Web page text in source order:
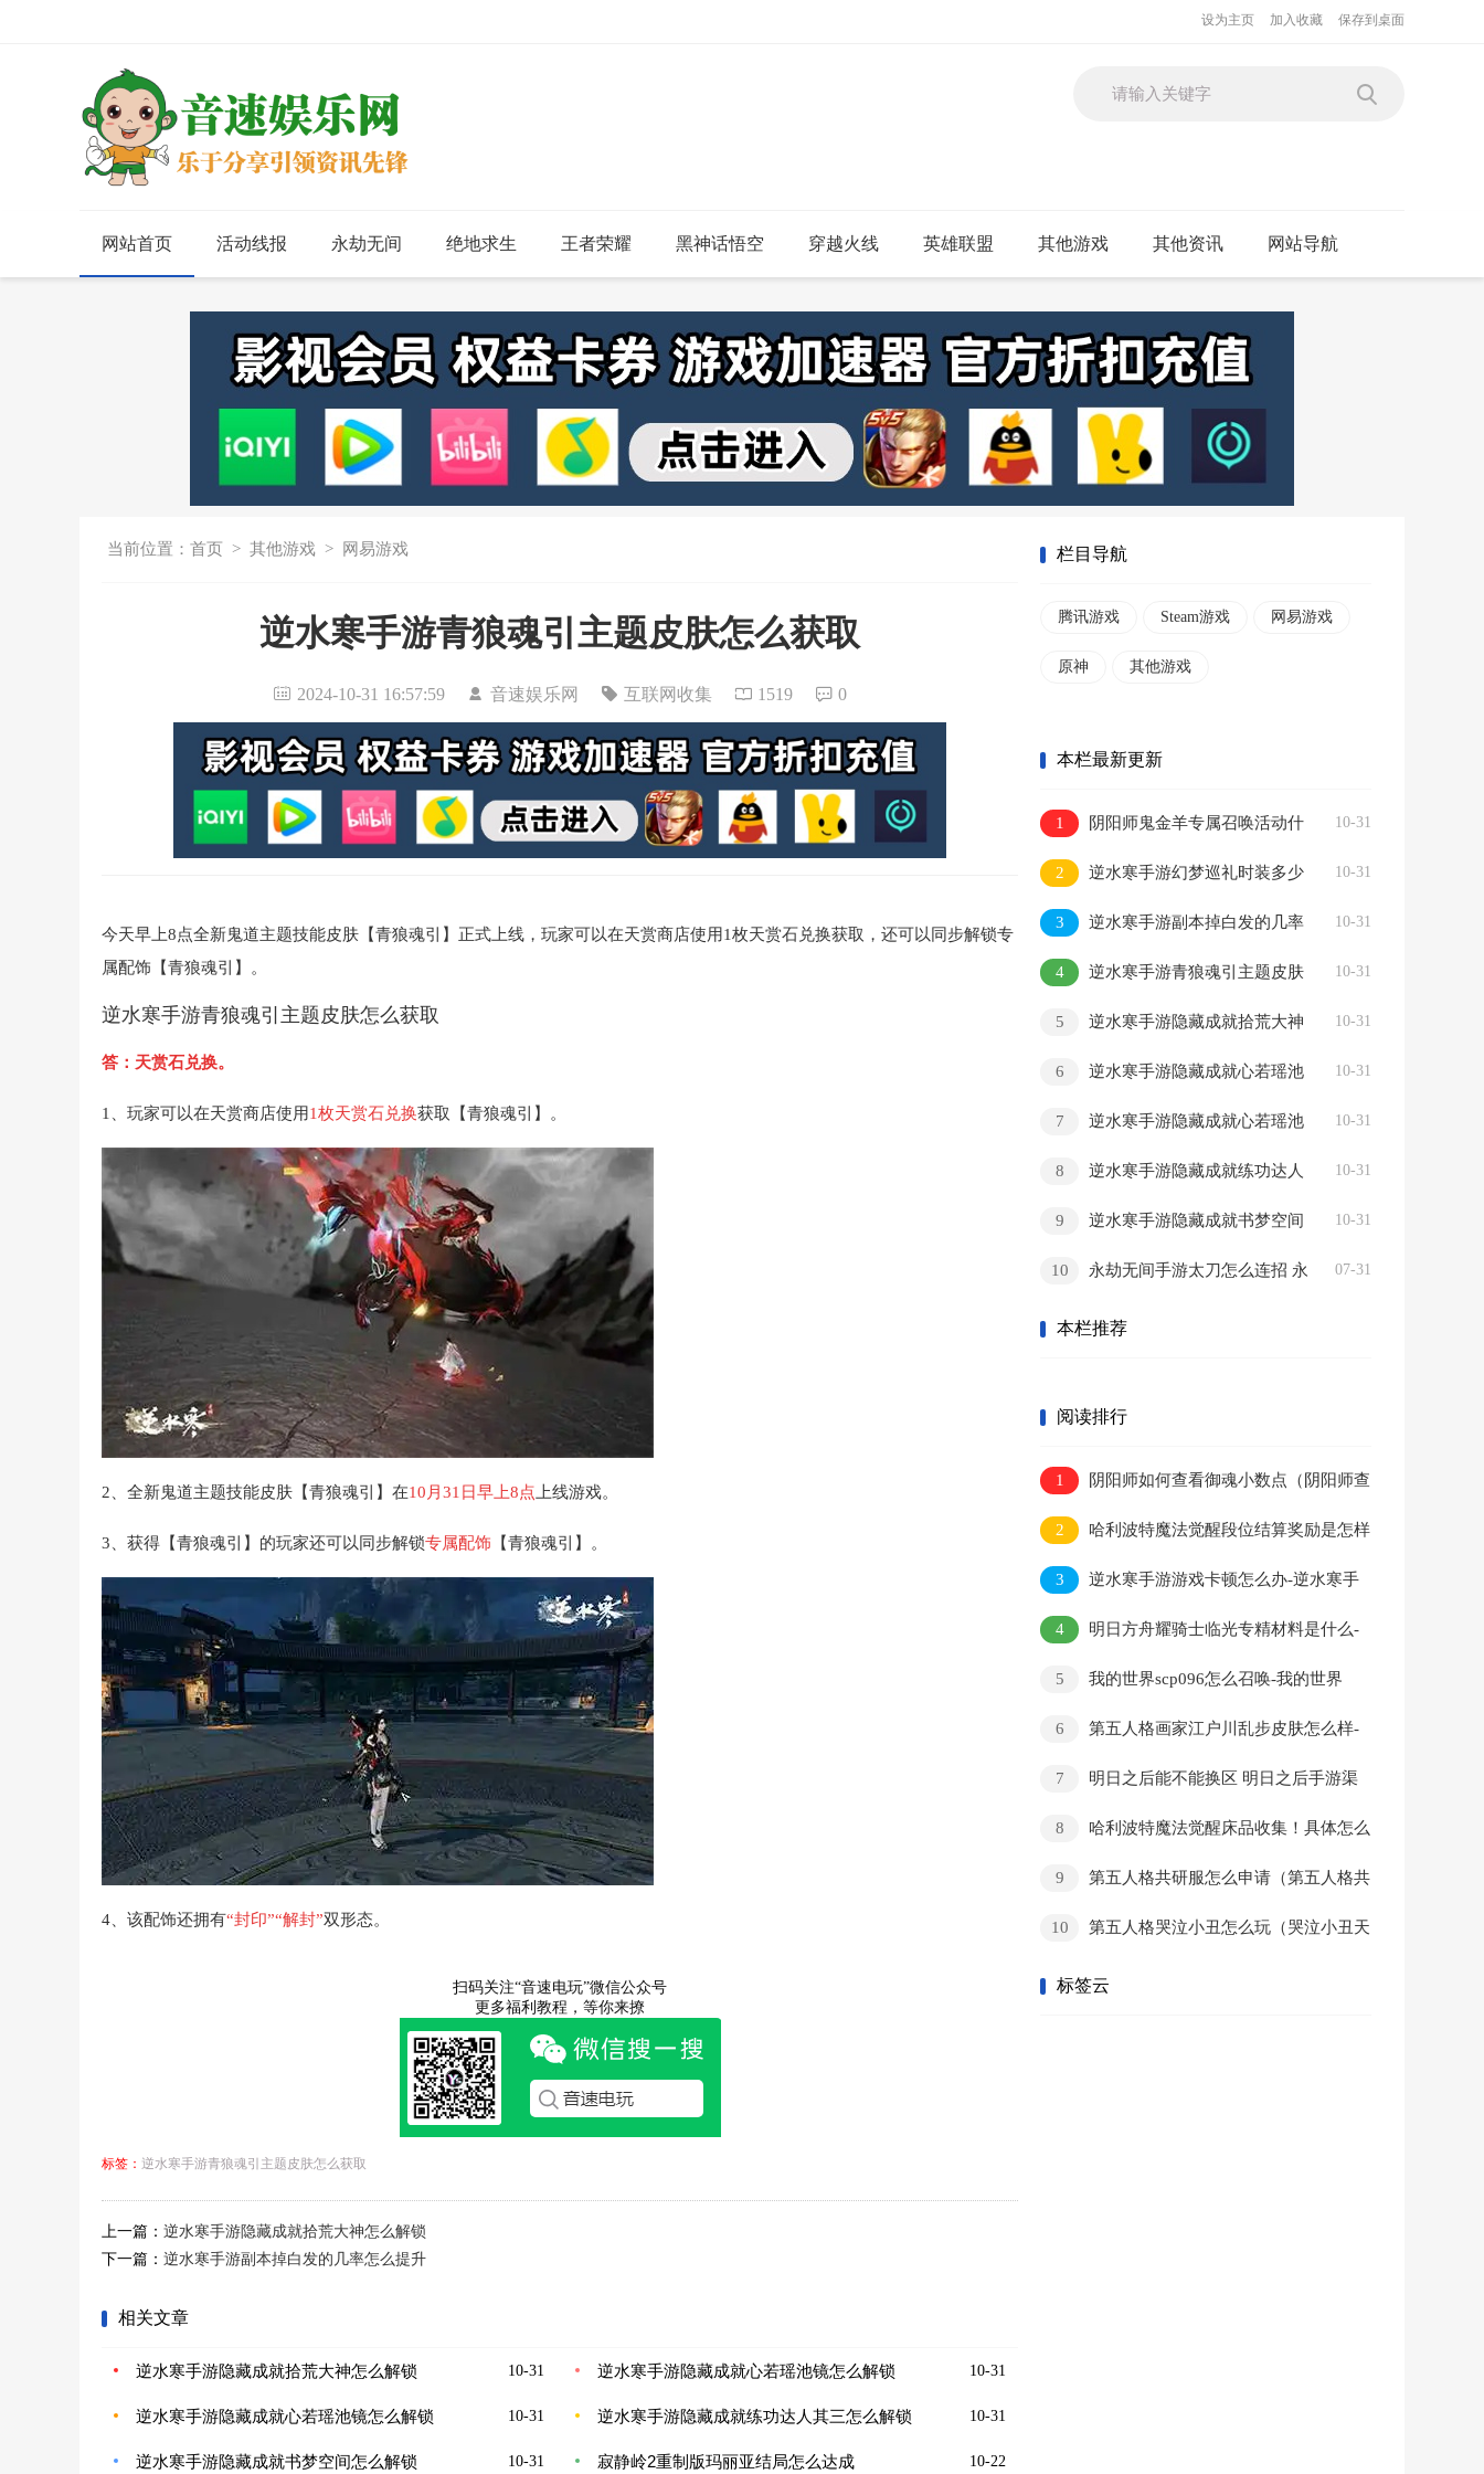
设为主页 加入收藏 保存到桌面
网站首页 活动线报 永劫无间 绝地求生 王者荣耀 黑神话悟空 穿越火线 英雄联盟 其他游戏 其他资讯 网站导航
当前位置： 首页 > 其他游戏 > 网易游戏
逆水寒手游青狼魂引主题皮肤怎么获取
2024-10-31 16:57:59 音速娱乐网 互联网收集 1519 0
今天早上8点全新鬼道主题技能皮肤【青狼魂引】正式上线，玩家可以在天赏商店使用1枚天赏石兑换获取，还可以同步解锁专
属配饰【青狼魂引】。
逆水寒手游青狼魂引主题皮肤怎么获取
答： 天赏石兑换。
1、玩家可以在天赏商店使用1枚天赏石兑换获取【青狼魂引】。
2、全新鬼道主题技能皮肤【青狼魂引】在10月31日早上8点 上线游戏。
3、获得【青狼魂引】的玩家还可以同步解锁专属配饰 【青狼魂引】。
4、该配饰还拥有“封印”“解封”双形态。
扫码关注“音速电玩”微信公众号
更多福利教程，等你来撩
标签： 逆水寒手游青狼魂引主题皮肤怎么获取
上一篇： 逆水寒手游隐藏成就拾荒大神怎么解锁
下一篇： 逆水寒手游副本掉白发的几率怎么提升
相关文章
10-31
逆水寒手游隐藏成就拾荒大神怎么解锁 10-31
逆水寒手游隐藏成就心若瑶池镜怎么解锁
10-31
逆水寒手游隐藏成就心若瑶池镜怎么解锁 10-31
逆水寒手游隐藏成就练功达人其三怎么解锁
10-31
逆水寒手游隐藏成就书梦空间怎么解锁 10-22
寂静岭2重制版玛丽亚结局怎么达成
栏目导航
腾讯游戏 Steam游戏 网易游戏
原神 其他游戏
本栏最新更新
10-31
1
阴阳师鬼金羊专属召唤活动什
么时候上线
10-31
2
逆水寒手游幻梦巡礼时装多少
钱
10-31
3
逆水寒手游副本掉白发的几率
怎么提升
10-31
4
逆水寒手游青狼魂引主题皮肤
10-31
5
逆水寒手游隐藏成就拾荒大神
10-31
6
逆水寒手游隐藏成就心若瑶池
10-31
7
逆水寒手游隐藏成就心若瑶池
10-31
8
逆水寒手游隐藏成就练功达人
10-31
9
逆水寒手游隐藏成就书梦空间
07-31
10
永劫无间手游太刀怎么连招 永
本栏推荐
阅读排行
1
阴阳师如何查看御魂小数点（阴阳师查
看御魂小数点方法介绍）
2
哈利波特魔法觉醒段位结算奖励是怎样
的？一文读懂段位继承机制
3
逆水寒手游游戏卡顿怎么办-逆水寒手
游游戏卡顿问题的解决方法介绍
4
明日方舟耀骑士临光专精材料是什么-
5
我的世界scp096怎么召唤-我的世界
6
第五人格画家江户川乱步皮肤怎么样-
7
明日之后能不能换区 明日之后手游渠
8
哈利波特魔法觉醒床品收集！具体怎么
9
第五人格共研服怎么申请（第五人格共
10
第五人格哭泣小丑怎么玩（哭泣小丑天
标签云